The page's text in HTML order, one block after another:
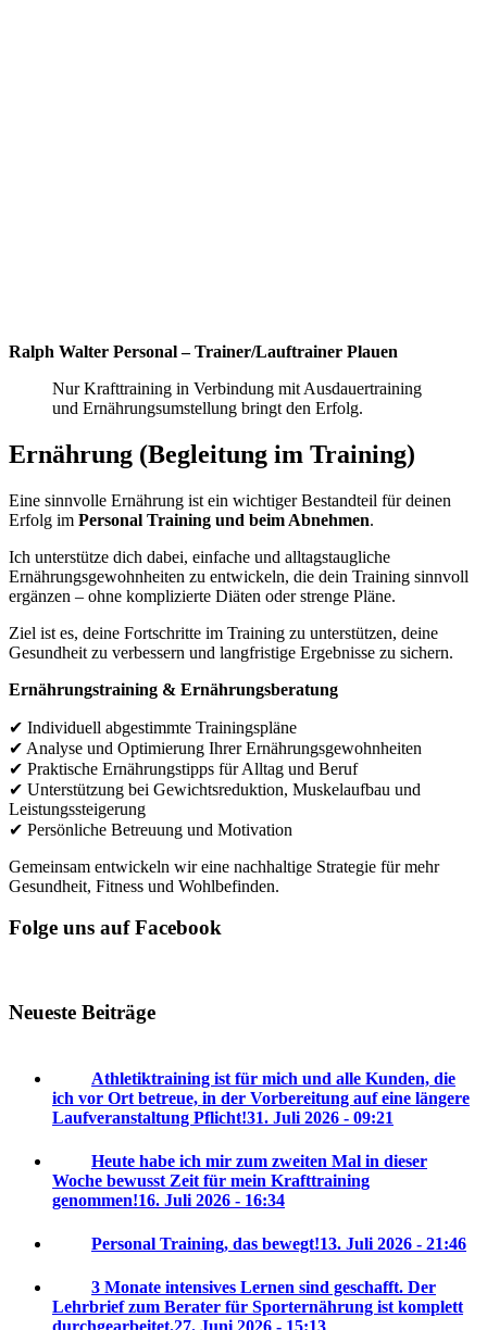
Ralph Walter Personal – Trainer/Lauftrainer Plauen
Nur Krafttraining in Verbindung mit Ausdauertraining
und Ernährungsumstellung bringt den Erfolg.
Ernährung (Begleitung im Training)
Eine sinnvolle Ernährung ist ein wichtiger Bestandteil für deinen
Erfolg im Personal Training und beim Abnehmen.
Ich unterstütze dich dabei, einfache und alltagstaugliche
Ernährungsgewohnheiten zu entwickeln, die dein Training sinnvoll
ergänzen – ohne komplizierte Diäten oder strenge Pläne.
Ziel ist es, deine Fortschritte im Training zu unterstützen, deine
Gesundheit zu verbessern und langfristige Ergebnisse zu sichern.
Ernährungstraining & Ernährungsberatung
✔ Individuell abgestimmte Trainingspläne
✔ Analyse und Optimierung Ihrer Ernährungsgewohnheiten
✔ Praktische Ernährungstipps für Alltag und Beruf
✔ Unterstützung bei Gewichtsreduktion, Muskelaufbau und
Leistungssteigerung
✔ Persönliche Betreuung und Motivation
Gemeinsam entwickeln wir eine nachhaltige Strategie für mehr
Gesundheit, Fitness und Wohlbefinden.
Folge uns auf Facebook
Neueste Beiträge
Athletiktraining ist für mich und alle Kunden, die
ich vor Ort betreue, in der Vorbereitung auf eine längere
Laufveranstaltung Pflicht!31. Juli 2026 - 09:21
Heute habe ich mir zum zweiten Mal in dieser
Woche bewusst Zeit für mein Krafttraining
genommen!16. Juli 2026 - 16:34
Personal Training, das bewegt!13. Juli 2026 - 21:46
3 Monate intensives Lernen sind geschafft. Der
Lehrbrief zum Berater für Sporternährung ist komplett
durchgearbeitet.27. Juni 2026 - 15:13